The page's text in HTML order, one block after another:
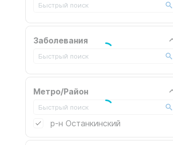
Заболевания
Метро/Район
р-н Останкинский